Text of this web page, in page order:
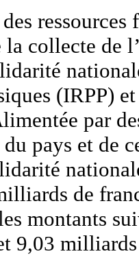
ressources
collecte de
(IRPP)
par
pays et de
de
montants
9,03